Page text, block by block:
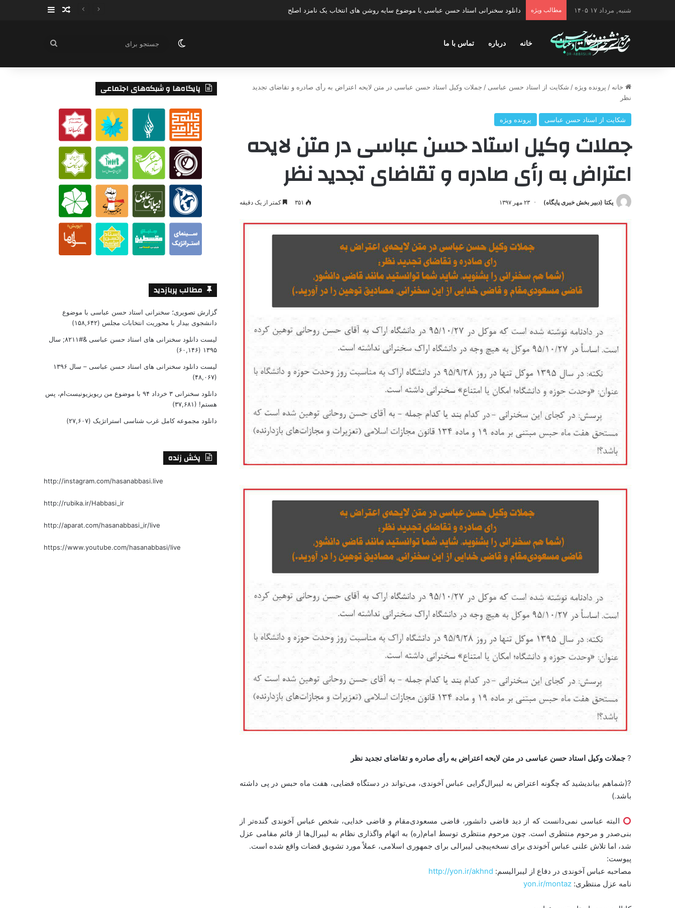
شنبه, مرداد ۱۷ ۱۴۰۵ مطالب ویژه دانلود سخنرانی استاد حسن عباسی با موضوع سایه روشن های انتخاب یک نامزد اصلح نوشته تصادفی
سایدبار
خانه درباره تماس با ما تغییر پوسته
جستجو
خانه / پرونده ویژه / شکایت از استاد حسن عباسی / جملات وکیل استاد حسن عباسی در متن لایحه اعتراض به رأی صادره و تقاضای تجدید
نظر
شکایت از استاد حسن عباسی پرونده ویژه
جملات وکیل استاد حسن عباسی در متن لایحه
اعتراض به رأی صادره و تقاضای تجدید نظر
یکتا (دبیر بخش خبری پایگاه) ۲۳ مهر ۱۳۹۷ ۳۵۱ کمتر از یک دقیقه
? جملات وکیل استاد حسن عباسی در متن لایحه اعتراض به رأی صادره و تقاضای تجدید نظر
?(شماهم بیاندیشید که چگونه اعتراض به لیبرال‌گرایی عباس آخوندی، می‌تواند در دستگاه قضایی، هفت ماه حبس در پی داشته
باشد.)
البته عباسی نمی‌دانست که از دید قاضی دانشور، قاضی مسعودی‌مقام و قاضی خدایی، شخص عباس آخوندی گنده‌تر از
بنی‌صدر و مرحوم منتظری است. چون مرحوم منتظری توسط امام(ره) به اتهام واگذاری نظام به لیبرال‌ها از قائم مقامی عزل
شد، اما تلاش علنی عباس آخوندی برای نسخه‌پیچی لیبرالی برای جمهوری اسلامی، عملاً مورد تشویق قضات واقع شده است.
پیوست:
مصاحبه عباس آخوندی در دفاع از لیبرالیسم: http://yon.ir/akhnd
نامه عزل منتظری: yon.ir/montaz
پایگاه‌ها و شبکه‌های اجتماعی
مطالب پربازدید
گزارش تصویری؛ سخنرانی استاد حسن عباسی با موضوع
دانشجوی بیدار با محوریت انتخابات مجلس (۱۵۸,۶۴۲)
لیست دانلود سخنرانی های استاد حسن عباسی &#۸۲۱۱; سال
۱۳۹۵ (۶۰,۱۴۶)
لیست دانلود سخنرانی های استاد حسن عباسی – سال ۱۳۹۶
(۴۸,۰۶۷)
دانلود سخنرانی ۳ خرداد ۹۴ با موضوع من ریویزیونیست‌ام، پس
هستم! (۳۷,۶۸۱)
دانلود مجموعه کامل غرب شناسی استراتژیک (۲۷,۶۰۷)
پخش زنده
http://instagram.com/hasanabbasi.live
http://rubika.ir/Habbasi_ir
http://aparat.com/hasanabbasi_ir/live
https://www.youtube.com/hasanabbasi/live